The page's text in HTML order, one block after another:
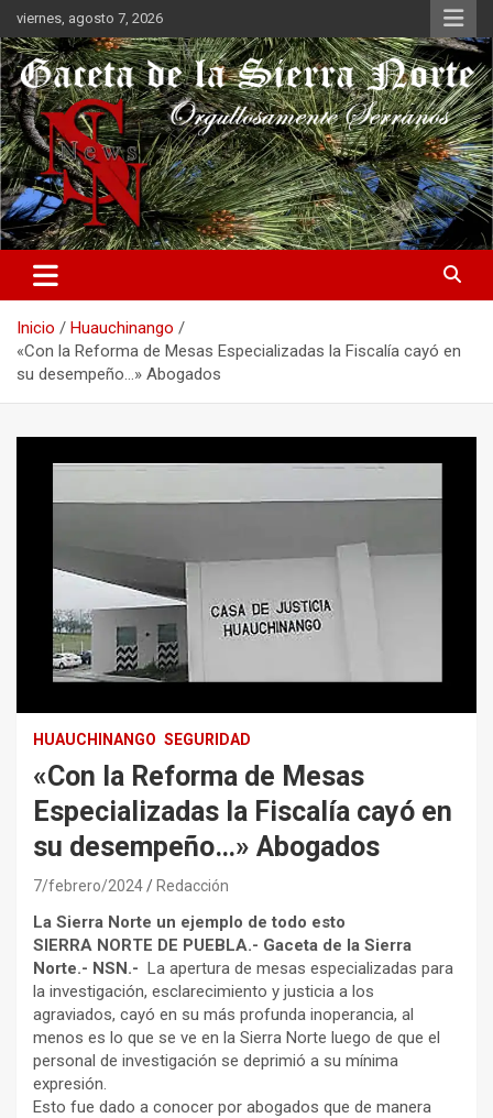
Saltar
al
contenido
viernes, agosto 7, 2026
Gaceta de la Sierra Norte
Orgullosamente Serranos
Inicio
Huauchinango
«Con la Reforma de Mesas Especializadas la Fiscalía cayó en
su desempeño…» Abogados
HUAUCHINANGO SEGURIDAD
«Con la Reforma de Mesas
Especializadas la Fiscalía cayó en
su desempeño…» Abogados
7/febrero/2024 Redacción
La Sierra Norte un ejemplo de todo esto
SIERRA NORTE DE PUEBLA.- Gaceta de la Sierra
Norte.- NSN.- La apertura de mesas especializadas para
la investigación, esclarecimiento y justicia a los
agraviados, cayó en su más profunda inoperancia, al
menos es lo que se ve en la Sierra Norte luego de que el
personal de investigación se deprimió a su mínima
expresión.
Esto fue dado a conocer por abogados que de manera